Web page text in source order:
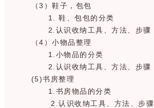
（3）鞋子，包包
1. 鞋、包包的分类
2.认识收纳工具、方法、步骤
（4）小物品整理
1.小物品的分类
2.认识收纳工具、方法、步骤
(5)书房整理
1.书房物品的分类
2.认识收纳工具、方法、步骤